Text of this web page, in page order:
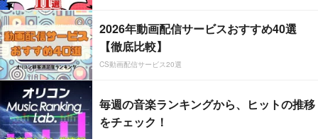
2026年動画配信サービスおすすめ40選
【徹底比較】
CS動画配信サービス20選
毎週の音楽ランキングから、ヒットの推移
をチェック！